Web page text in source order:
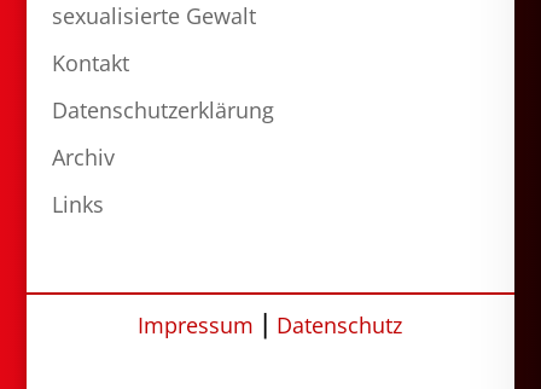
sexualisierte Gewalt
Kontakt
Datenschutzerklärung
Archiv
Links
Impressum Datenschutz